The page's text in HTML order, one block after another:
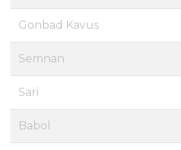
Gonbad Kavus
Semnan
Sari
Babol